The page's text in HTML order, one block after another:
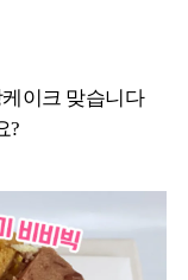
이크 맞습니다
?